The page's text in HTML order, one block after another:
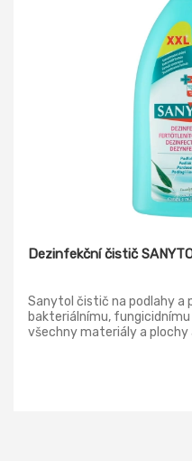
Dezinfekční čistič
Sanytol čistič na podlahy a
bakteriálnímu,
všechny materiály a plochy